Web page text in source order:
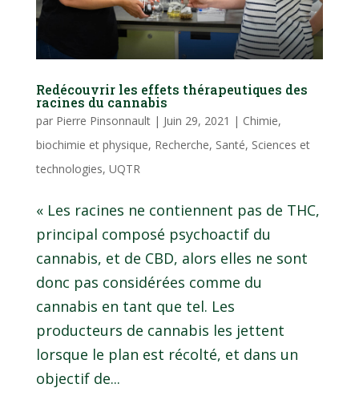
Redécouvrir les effets thérapeutiques des
racines du cannabis
par Pierre Pinsonnault| Juin 29, 2021 | Chimie,
biochimie et physique, Recherche, Santé, Sciences et
technologies, UQTR
« Les racines ne contiennent pas de THC,
principal composé psychoactif du
cannabis, et de CBD, alors elles ne sont
donc pas considérées comme du
cannabis en tant que tel. Les
producteurs de cannabis les jettent
lorsque le plan est récolté, et dans un
objectif de...